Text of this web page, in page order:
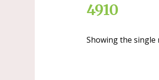
4910
Showing the single